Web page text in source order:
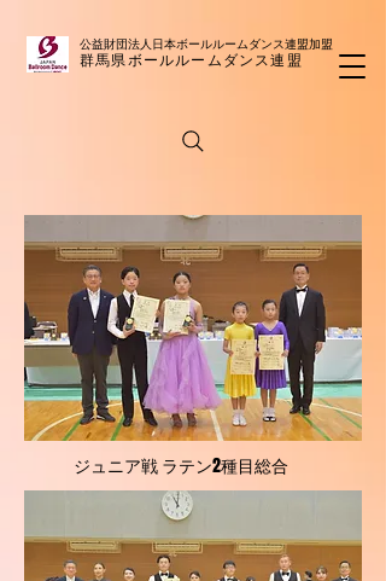
公益財団法人日本ボールルームダンス連盟​加盟
群馬県ボールルームダンス連盟
ジュニア戦 ラテン2種目総合